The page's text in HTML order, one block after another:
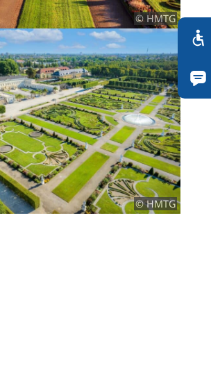
© HMTG
© HMTG